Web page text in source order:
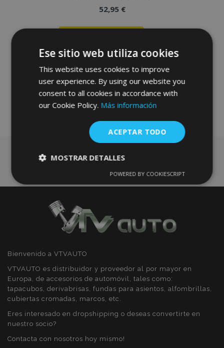
52,95 €
Añadir
a la
Lista
Deseos
Bienvenido a VTVAUTO
VTVAUTO es distribuidor y proveedor al por mayor en
Europa, de accesorios de automóvil, tales como:
tapacubos, derivabrisas, fundas para asientos, alfombrillas,
cubiertas cromadas, marcos, etc.
Eres interesado en dropshipping o deseas convertirte en
nuestro socio?
Contacta con nosotros hoy mismo!
Ese sitio web utiliza cookies
This website uses cookies to improve
user experience. By using our website you
consent to all cookies in accordance with
our Cookie Policy. Más información
ACEPTAR TODO
MOSTRAR DETALLES
estrictamente
Cookies de
rendimiento
Cookies de
Cookies de
Cookies estrictamente necesarias
Cookies de preferencias
POWERED BY COOKIESCRIPT